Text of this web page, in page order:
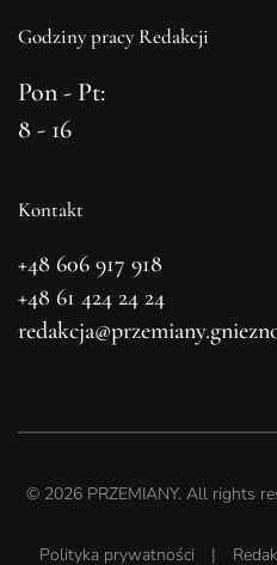
Godziny pracy Redakcji
Pon - Pt:
8 - 16
Kontakt
+48 606 917 918
+48 61 424 24 24
© 2026PRZEMIANY. All rights
Polityka prywatności |